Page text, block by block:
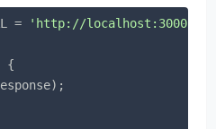
= 'http://localhost:3000'
{